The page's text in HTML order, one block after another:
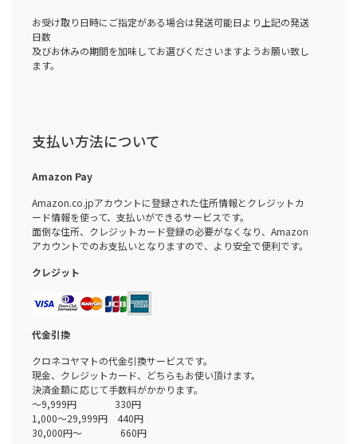
お受け取り日時にご指定がある場合は発送可能日より上記の発送
日数
及びお休みの期間を加味してお選びくださいますようお願い致し
ます。
支払い方法について
Amazon Pay
Amazon.co.jpアカウントに登録された住所情報とクレジットカ
ード情報を使って、支払いができるサービスです。
面倒な住所、クレジットカード登録の必要がなくなり、Amazon
アカウントでのお支払いとなりますので、より安全で便利です。
クレジット
代金引換
クロネコヤマトの代金引換サービスです。
現金、クレジットカード、どちらもお使い頂けます。
決済金額に応じて手数料がかかります。
～9,999円 330円
1,000～29,999円 440円
30,000円～ 660円